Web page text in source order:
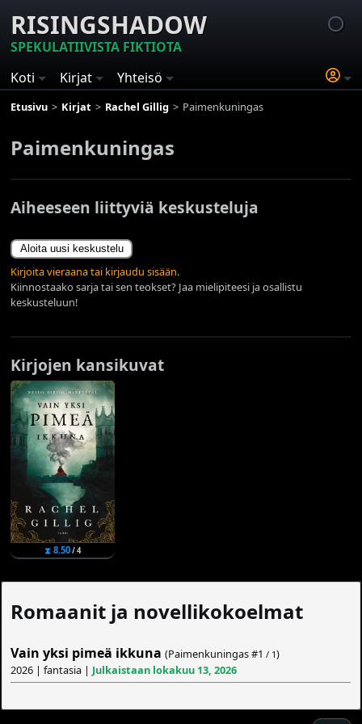
RISINGSHADOW
SPEKULATIIVISTA FIKTIOTA
Koti
Kirjat Yhteisö
Etusivu Kirjat Rachel Gillig Paimenkuningas
Paimenkuningas
Aiheeseen liittyviä keskusteluja
Aloita uusi keskustelu
Kirjoita vieraana tai kirjaudu sisään.
Kiinnostaako sarja tai sen teokset? Jaa mielipiteesi ja osallistu
keskusteluun!
Kirjojen kansikuvat
⧗ 8.50/ 4
Romaanit ja novellikokoelmat
Vain yksi pimeä ikkuna (Paimenkuningas #1 / 1)
2026 | fantasia | Julkaistaan lokakuu 13, 2026